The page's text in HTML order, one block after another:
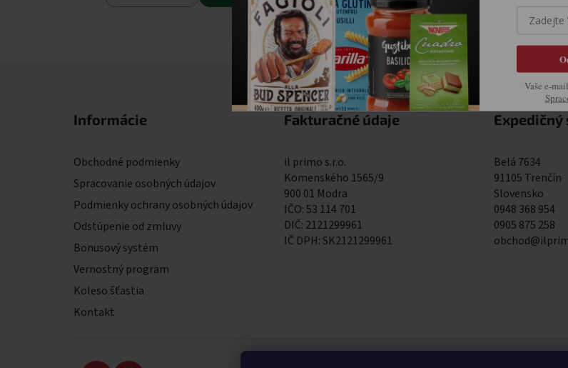
Ovládacie
Informácie
Obchodné podmienky
Spracovanie osobných údajov
Podmienky ochrany osobných údajov
Odstúpenie od zmluvy
Bonusový systém
Vernostný program
Koleso šťastia
Kontakt
Fakturačné údaje
il primo s.r.o.
Komenského 1565/9
900 01 Modra
IČO: 53 114 701
DIČ: 2121299961
IČ DPH: SK2121299961
Expedičný
Belá 7634
91105 Trenčín
Slovensko
0948 368 954
0905 875 258
Vaše e-